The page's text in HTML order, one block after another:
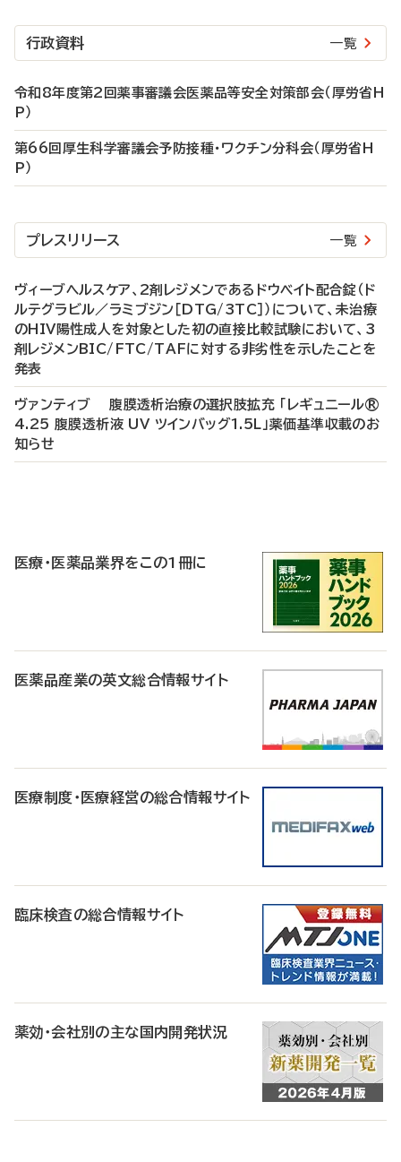
行政資料 一覧
令和8年度第2回薬事審議会医薬品等安全対策部会（厚労省H
P）
第66回厚生科学審議会予防接種・ワクチン分科会（厚労省H
P）
プレスリリース 一覧
ヴィーブヘルスケア、2剤レジメンであるドウベイト配合錠（ド
ルテグラビル／ラミブジン［DTG/3TC］）について、未治療
のHIV陽性成人を対象とした初の直接比較試験において、3
剤レジメンBIC/FTC/TAFに対する非劣性を示したことを
発表
ヴァンティブ 腹膜透析治療の選択肢拡充 「レギュニール®
4.25 腹膜透析液 UV ツインバッグ1.5L」薬価基準収載のお
知らせ
医療・医薬品業界をこの1冊に
医薬品産業の英文総合情報サイト
医療制度・医療経営の総合情報サイト
臨床検査の総合情報サイト
薬効・会社別の主な国内開発状況